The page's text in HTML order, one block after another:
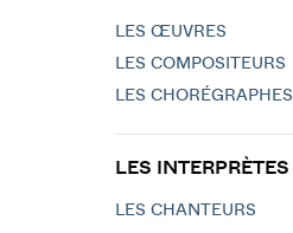
LES ŒUVRES
LES COMPOSITEURS
LES CHORÉGRAPHES
LES INTERPRÈTES
LES CHANTEURS